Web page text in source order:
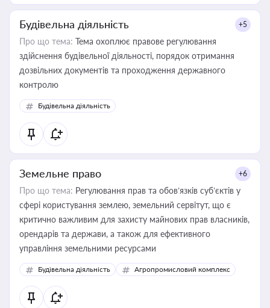
Будівельна діяльність +5
Про що тема: Тема охоплює правове регулювання
здійснення будівельної діяльності, порядок отримання
дозвільних документів та проходження державного
контролю
Будівельна діяльність
Земельне право +6
Про що тема: Регулювання прав та обов’язків суб’єктів у
сфері користування землею, земельний сервітут, що є
критично важливим для захисту майнових прав власників,
орендарів та держави, а також для ефективного
управління земельними ресурсами
Будівельна діяльність Агропромисловий комплекс